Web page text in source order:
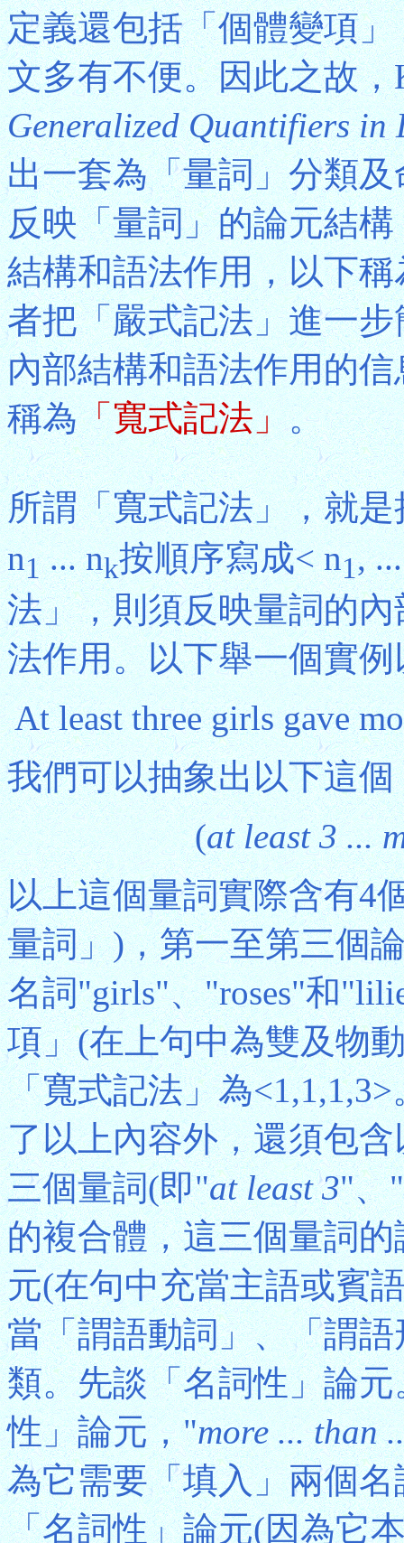
定義還包括「個體變項
文多有不便。因此之故，
Generalized Quantifiers
出一套為「量詞」分類
反映「量詞」的論元結
結構和語法作用，以下稱
者把「嚴式記法」進一
內部結構和語法作用的
稱為「寬式記法」。
所謂「寬式記法」，就是
n1... nk按順序寫成< n1,
法」，則須反映量詞的
法作用。以下舉一個實
At least three girls gave
我們可以抽象出以下這
(at least 3 ...
以上這個量詞實際含有4
量詞」)，第一至第三個
名詞"girls"、"roses"和
項」(在上句中為雙及物
「寬式記法」為
了以上內容外，還須包
三個量詞(即"at least 3"、"
的複合體，這三個量詞
元(在句中充當主語或賓
當「謂語動詞」、「謂
類。先談「名詞性」論元
性」論元，"more ... than
為它需要「填入」兩個
「名詞性」論元(因為它